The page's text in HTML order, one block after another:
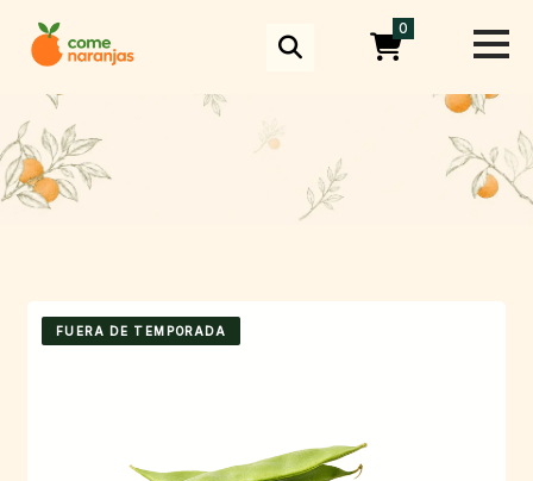
0
FUERA DE TEMPORADA